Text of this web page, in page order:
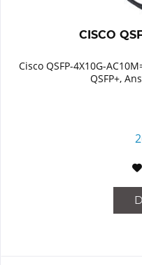
CISCO
Cisco QSFP-4X10G-
QSFP+,